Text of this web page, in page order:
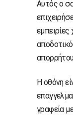
Αυτός ο
εμπειρίες
Η οθόνη
γραφεία